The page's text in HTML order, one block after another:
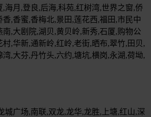
,海月,登良,后海,科苑,红树湾,世界之窗,侨
香,香蜜,香梅北,景田,莲花西,福田,市民中
南,大剧院,湖贝,黄贝岭,新秀,石厦,购物公
村,华新,通新岭,红岭,老街,晒布,翠竹,田贝,
湾,大芬,丹竹头,六约,塘坑,横岗,永湖,荷坳,
城广场,南联,双龙,龙华,龙胜,上塘,红山,深